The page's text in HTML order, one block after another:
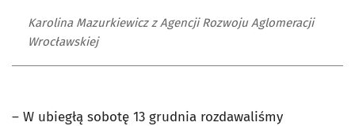
Karolina Mazurkiewicz z Agencji Rozwoju Aglomeracji
Wrocławskiej
– W ubiegłą sobotę 13 grudnia rozdawaliśmy